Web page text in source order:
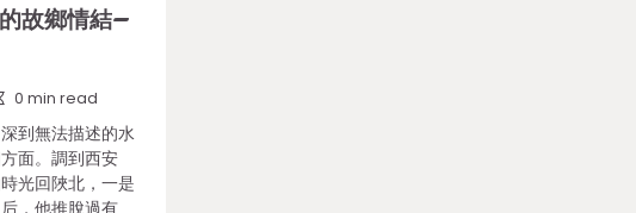
故鄉情結–
0 min read
到無法描述的水
面。調到西安
光回陜北，一是